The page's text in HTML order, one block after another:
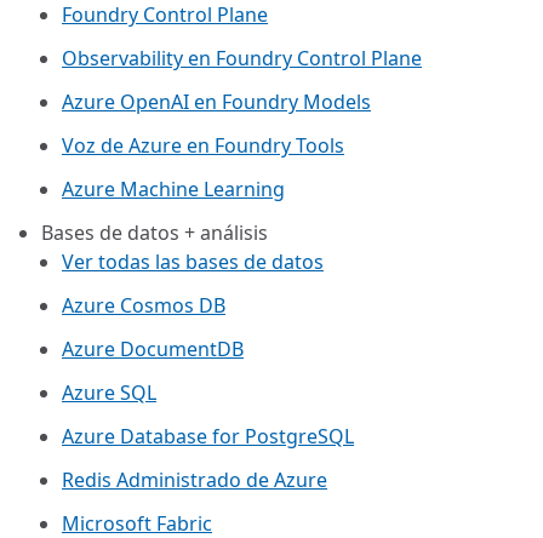
Foundry Control Plane
Observability en Foundry Control Plane
Azure OpenAI en Foundry Models
Voz de Azure en Foundry Tools
Azure Machine Learning
Bases de datos + análisis
Ver todas las bases de datos
Azure Cosmos DB
Azure DocumentDB
Azure SQL
Azure Database for PostgreSQL
Redis Administrado de Azure
Microsoft Fabric